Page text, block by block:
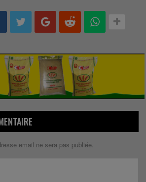
email ne sera pas publiée.